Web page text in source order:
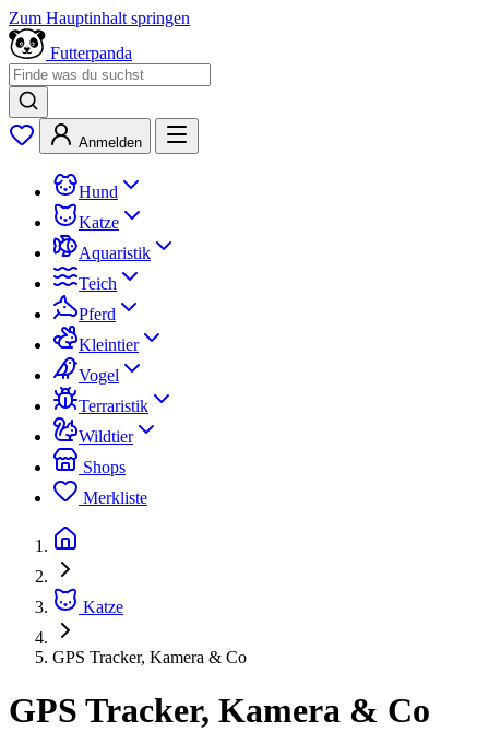
Zum Hauptinhalt springen
Futterpanda
Anmelden
Hund
Katze
Aquaristik
Teich
Pferd
Kleintier
Vogel
Terraristik
Wildtier
Shops
Merkliste
Katze
GPS Tracker, Kamera & Co
GPS Tracker, Kamera & Co